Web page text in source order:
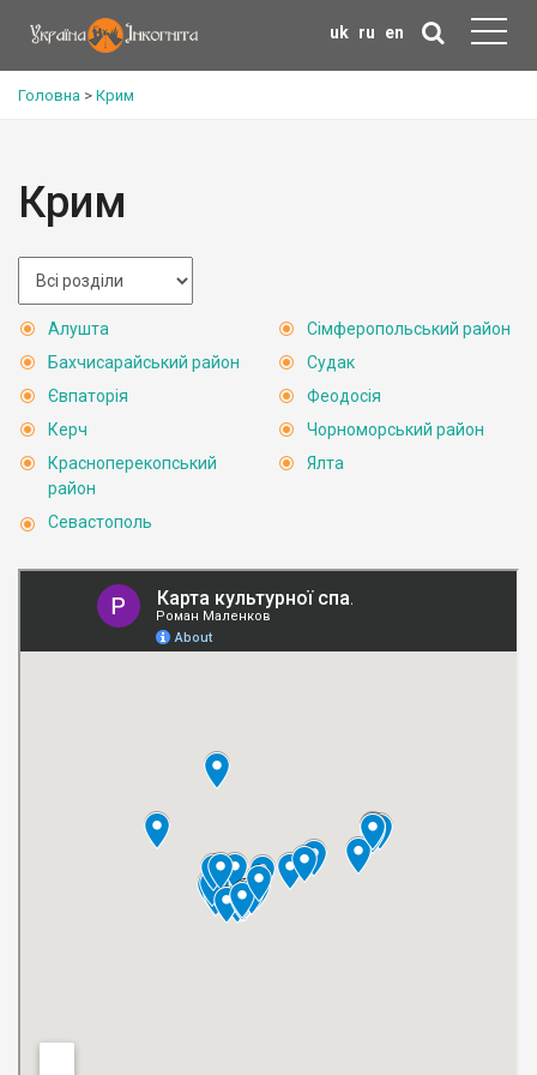
uk ru en
Головна > Крим
Крим
Алушта
Бахчисарайський район
Євпаторія
Керч
Красноперекопський
район
Севастополь
Сімферопольський район
Судак
Феодосія
Чорноморський район
Ялта